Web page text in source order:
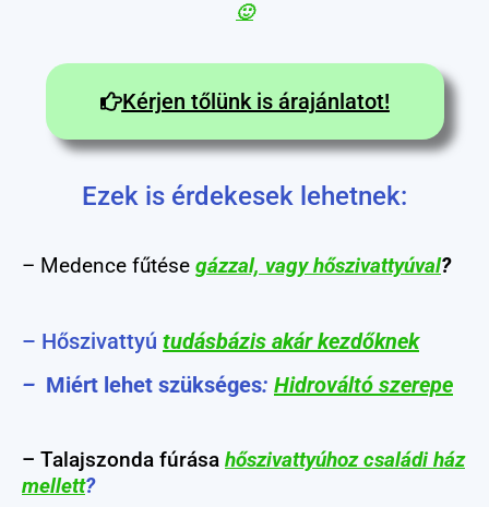
🙂
Kérjen tőlünk is árajánlatot!
Ezek is érdekesek lehetnek:
– Medence fűtése gázzal, vagy hőszivattyúval?
– Hőszivattyú tudásbázis akár kezdőknek
– Miért lehet szükséges: Hidrováltó szerepe
– Talajszonda fúrása hőszivattyúhoz családi ház
mellett?